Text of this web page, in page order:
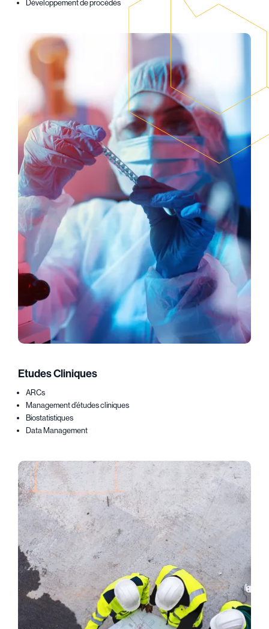
Développement de procédés
Etudes Cliniques
ARCs
Management d’études cliniques
Biostatistiques
Data Management